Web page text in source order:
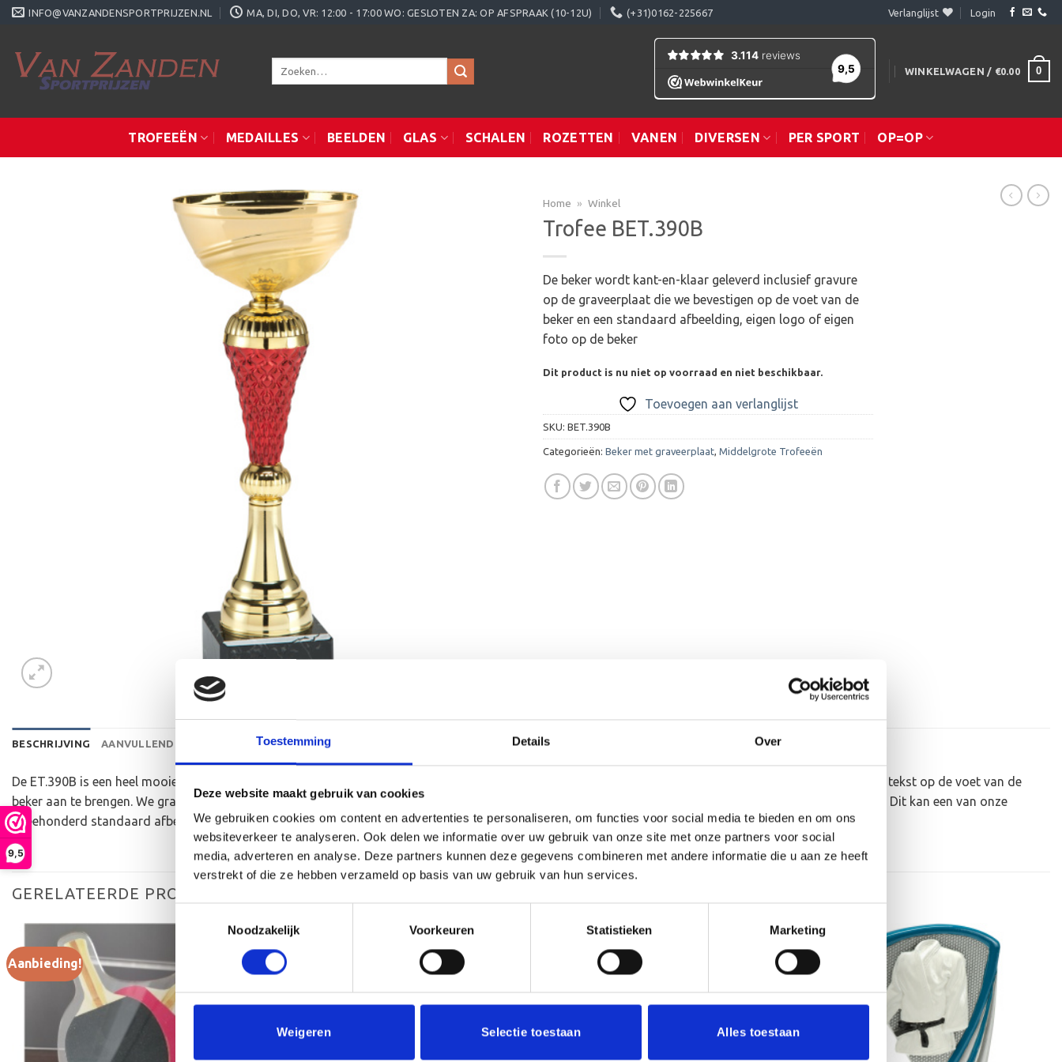
Toestemming Details Over
Deze website maakt gebruik van cookies
We gebruiken cookies om content en advertenties te personaliseren, om functies voor social media te bieden en om ons
websiteverkeer te analyseren. Ook delen we informatie over uw gebruik van onze site met onze partners voor social
media, adverteren en analyse. Deze partners kunnen deze gegevens combineren met andere informatie die u aan ze heeft
verstrekt of die ze hebben verzameld op basis van uw gebruik van hun services.
Noodzakelijk
Voorkeuren Statistieken Marketing
Weigeren Selectie toestaan Alles toestaan
9,5
Ga
INFO@VANZANDENSPORTPRIJZEN.NL MA, DI, DO, VR: 12:00 - 17:00 WO: GESLOTEN ZA: OP AFSPRAAK (10-12U) (+31)0162-225667 Verlanglijst Login
Zoeken
WINKELWAGEN / €0.00 0
TROFEEËN MEDAILLES BEELDEN GLAS SCHALEN ROZETTEN VANEN DIVERSEN PER SPORT OP=OP
Home » Winkel
Trofee BET.390B
De beker wordt kant-en-klaar geleverd inclusief gravure
op de graveerplaat die we bevestigen op de voet van de
beker en een standaard afbeelding, eigen logo of eigen
foto op de beker
Dit product is nu niet op voorraad en niet beschikbaar.
Toevoegen aan verlanglijst
SKU: BET.390B
Categorieën: Beker met graveerplaat, Middelgrote Trofeeën
BESCHRIJVING AANVULLENDE INFORMATIE BEOORDELINGEN (0)
De ET.390B is een heel mooie trofee die zeer geschikt is voor ieder (sport)toernooi of businessevenement. We kunnen de beker personaliseren door er een tekst op de voet van de
beker aan te brengen. We graveren de tekst gecentreerd op een aluminium plaatje.Op de beker zelf kunnen we een door jou gekozen afbeelding op plakken. Dit kan een van onze
tweehonderd standaard afbeeldingen zijn, maar ook een eigen logo of afbeelding. Deze kun je uploaden via het menu
GERELATEERDE PRODUCTEN
Aanbieding!
Toevoegen
aan
Aanbieding!
Toevoegen
aan
Aanbieding!
Toevoegen
aan
Aanbieding!
Toevoegen
verlanglijst